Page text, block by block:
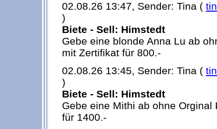
02.08.26 13:47, Sender: Tina (
)
Biete - Sell: Himstedt
Gebe eine blonde Anna Lu ab
mit Zertifikat für 800.-
02.08.26 13:45, Sender: Tina (
)
Biete - Sell: Himstedt
Gebe eine Mithi ab ohne Orginal
für 1400.-